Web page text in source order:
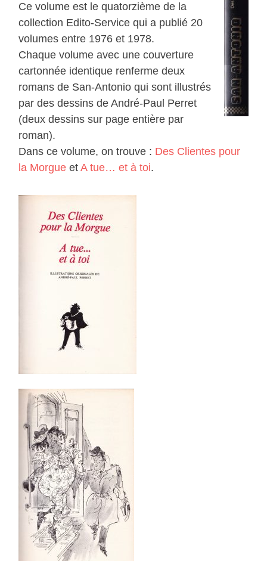
Ce volume est le quatorzième de la
collection Edito-Service qui a publié 20
volumes entre 1976 et 1978.
Chaque volume avec une couverture
cartonnée identique renferme deux
romans de San-Antonio qui sont illustrés
par des dessins de André-Paul Perret
(deux dessins sur page entière par
roman).
Dans ce volume, on trouve : Des Clientes pour
la Morgue etA tue… et à toi.